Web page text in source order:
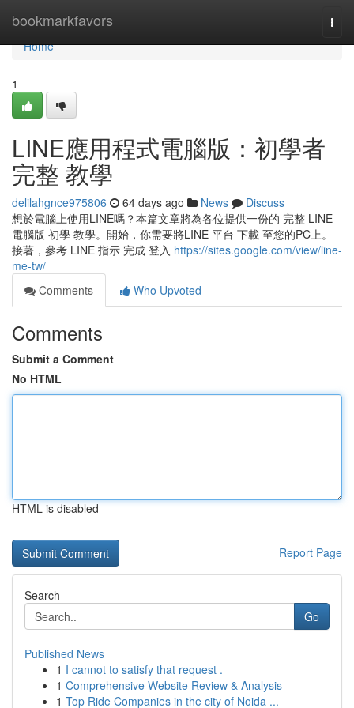
bookmarkfavors
Home
Home
1
LINE應用程式電腦版：初學者
完整 教學
delilahgnce975806 64 days ago News
Discuss
想於電腦上使用LINE嗎？本篇文章將為各位提供一份的 完整 LINE
電腦版 初學 教學。開始，你需要將LINE 平台 下載 至您的PC上。
接著，參考 LINE 指示 完成 登入 https://sites.google.com/view/line-
me-tw/
Comments
Who Upvoted
Comments
Submit a Comment
No HTML
HTML is disabled
Report Page
Search
Go
Published News
1 I cannot to satisfy that request .
1 Comprehensive Website Review & Analysis
1 Top Ride Companies in the city of Noida ...